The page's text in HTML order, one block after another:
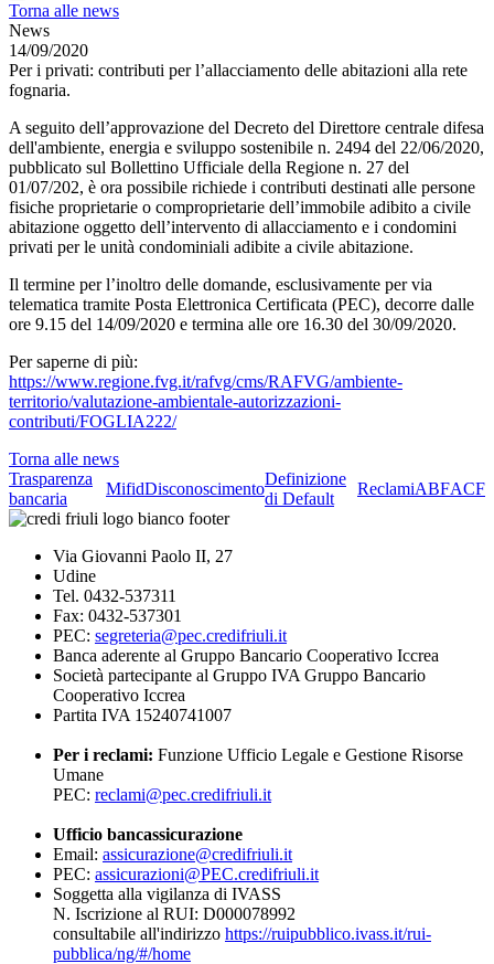
Torna alle news
News
14/09/2020
Per i privati: contributi per l’allacciamento delle abitazioni alla rete
fognaria.
A seguito dell’approvazione del Decreto del Direttore centrale difesa
dell'ambiente, energia e sviluppo sostenibile n. 2494 del 22/06/2020,
pubblicato sul Bollettino Ufficiale della Regione n. 27 del
01/07/202, è ora possibile richiede i contributi destinati alle persone
fisiche proprietarie o comproprietarie dell’immobile adibito a civile
abitazione oggetto dell’intervento di allacciamento e i condomini
privati per le unità condominiali adibite a civile abitazione.
Il termine per l’inoltro delle domande, esclusivamente per via
telematica tramite Posta Elettronica Certificata (PEC), decorre dalle
ore 9.15 del 14/09/2020 e termina alle ore 16.30 del 30/09/2020.
Per saperne di più:
https://www.regione.fvg.it/rafvg/cms/RAFVG/ambiente-
territorio/valutazione-ambientale-autorizzazioni-
contributi/FOGLIA222/
Torna alle news
Trasparenza
bancaria
MifidDisconoscimento
Definizione
di Default
ReclamiABFACF
Via Giovanni Paolo II, 27
Udine
Tel. 0432-537311
Fax: 0432-537301
PEC: segreteria@pec.credifriuli.it
Banca aderente al Gruppo Bancario Cooperativo Iccrea
Società partecipante al Gruppo IVA Gruppo Bancario
Cooperativo Iccrea
Partita IVA 15240741007
Per i reclami: Funzione Ufficio Legale e Gestione Risorse
Umane
PEC: reclami@pec.credifriuli.it
Ufficio bancassicurazione
Email: assicurazione@credifriuli.it
PEC: assicurazioni@PEC.credifriuli.it
Soggetta alla vigilanza di IVASS
N. Iscrizione al RUI: D000078992
consultabile all'indirizzo https://ruipubblico.ivass.it/rui-
pubblica/ng/#/home